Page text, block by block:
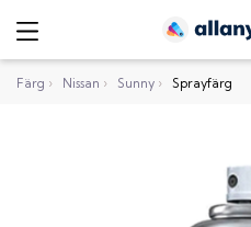
Färg › Nissan › Sunny › Sprayfärg